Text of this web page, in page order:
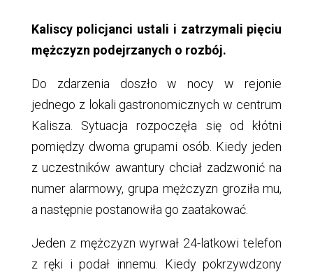
Kaliscy policjanci ustali i zatrzymali pięciu
mężczyzn podejrzanych o rozbój.
Do zdarzenia doszło w nocy w rejonie
jednego z lokali gastronomicznych w centrum
Kalisza. Sytuacja rozpoczęła się od kłótni
pomiędzy dwoma grupami osób. Kiedy jeden
z uczestników awantury chciał zadzwonić na
numer alarmowy, grupa mężczyzn groziła mu,
a następnie postanowiła go zaatakować.
Jeden z mężczyzn wyrwał 24-latkowi telefon
z ręki i podał innemu. Kiedy pokrzywdzony